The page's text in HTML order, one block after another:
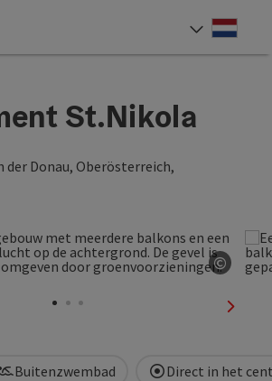
te gebruiken?
St.Nikola
der Donau, Oberösterreich,
©
Buitenzwembad Direct in het